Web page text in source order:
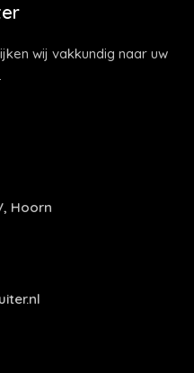
wij vakkundig naar uw
Hoorn